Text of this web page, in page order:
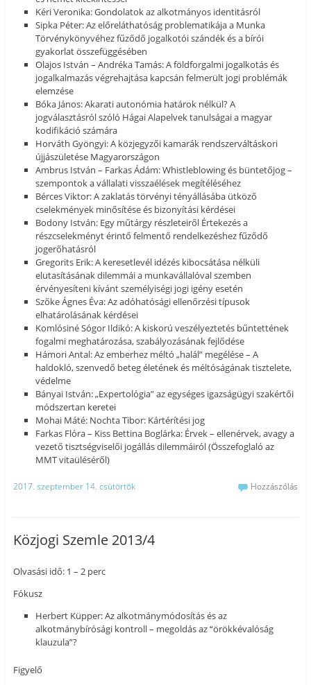
Kéri Veronika: Gondolatok az alkotmányos identitásról
Sipka Péter: Az előreláthatóság problematikája a Munka
Törvénykönyvéhez fűződő jogalkotói szándék és a bírói
gyakorlat összefüggésében
Olajos István – Andréka Tamás: A földforgalmi jogalkotás és
jogalkalmazás végrehajtása kapcsán felmerült jogi problémák
elemzése
Bóka János: Akarati autonómia határok nélkül? A
jogválasztásról szóló Hágai Alapelvek tanulságai a magyar
kodifikáció számára
Horváth Gyöngyi: A közjegyzői kamarák rendszerváltáskori
újjászületése Magyarországon
Ambrus István – Farkas Ádám: Whistleblowing és büntetőjog –
szempontok a vállalati visszaélések megítéléséhez
Bérces Viktor: A zaklatás törvényi tényállásába ütköző
cselekmények minősítése és bizonyítási kérdései
Bodony István: Egy műtárgy részleteiről Értekezés a
részcselekményt érintő felmentő rendelkezéshez fűződő
jogerőhatásról
Gregorits Erik: A keresetlevél idézés kibocsátása nélküli
elutasításának dilemmái a munkavállalóval szemben
érvényesíteni kívánt személyiségi jogi igény esetén
Szőke Ágnes Éva: Az adóhatósági ellenőrzési típusok
elhatárolásának kérdései
Komlósiné Sógor Ildikó: A kiskorú veszélyeztetés bűntettének
fogalmi meghatározása, szabályozásának fejlődése
Hámori Antal: Az emberhez méltó „halál” megélése – A
haldokló, szenvedő beteg életének és méltóságának tisztelete,
védelme
Bányai István: „Expertológia” az egységes igazságügyi szakértői
módszertan keretei
Mohai Máté: Nochta Tibor: Kártérítési jog
Farkas Flóra – Kiss Bettina Boglárka: Érvek – ellenérvek, avagy a
vezető tisztségviselői jogállás dilemmáiról (Összefoglaló az
MMT vitaüléséről)
2017. szeptember 14. csütörtök Hozzászólás
Közjogi Szemle 2013/4
Olvasási idő: 1 – 2 perc
Fókusz
Herbert Küpper: Az alkotmánymódosítás és az
alkotmánybírósági kontroll – megoldás az “örökkévalóság
klauzula”?
Figyelő